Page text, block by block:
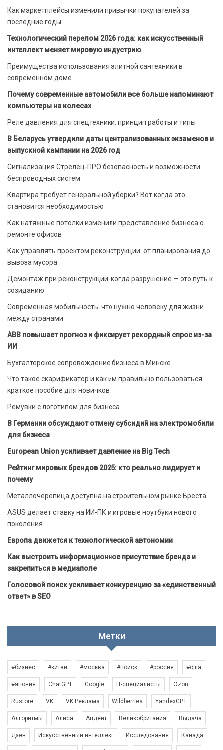
Как маркетплейсы изменили привычки покупателей за
последние годы
Технологический перелом 2026 года: как искусственный
интеллект меняет мировую индустрию
Преимущества использования элитной сантехники в
современном доме
Почему современные автомобили все больше напоминают
компьютеры на колесах
Реле давления для спецтехники: принцип работы и типы
В Беларусь утвердили даты централизованных экзаменов и
выпускной кампании на 2026 год
Сигнализация Стрелец-ПРО безопасность и возможности
беспроводных систем
Квартира требует генеральной уборки? Вот когда это
становится необходимостью
Как натяжные потолки изменили представление бизнеса о
ремонте офисов
Как управлять проектом реконструкции: от планирования до
вывоза мусора
Демонтаж при реконструкции: когда разрушение — это путь к
созиданию
Современная мобильность: что нужно человеку для жизни
между странами
ABB повышает прогноз и фиксирует рекордный спрос из-за
ИИ
Бухгалтерское сопровождение бизнеса в Минске
Что такое скарификатор и как им правильно пользоваться:
краткое пособие для новичков
Ремувки с логотипом для бизнеса
В Германии обсуждают отмену субсидий на электромобили
для бизнеса
European Union усиливает давление на Big Tech
Рейтинг мировых брендов 2025: кто реально лидирует и
почему
Металлочерепица доступна на строительном рынке Бреста
ASUS делает ставку на ИИ-ПК и игровые ноутбуки нового
поколения
Европа движется к технологической автономии
Как выстроить информационное присутствие бренда и
закрепиться в медиаполе
Голосовой поиск усиливает конкуренцию за «единственный
ответ» в SEO
Метки
#бизнес #китай #москва #поиск #россия #сша
#япония ChatGPT Google IT-специалисты Ozon
Rustore VK VK Реклама Wildberries YandexGPT
Алгоритмы Алиса Апдейт Великобритания Выдача
Дзен Искусственный интеллект Исследования Канада